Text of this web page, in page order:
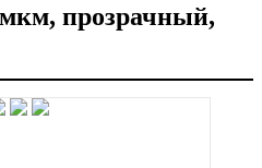
прозрачный,